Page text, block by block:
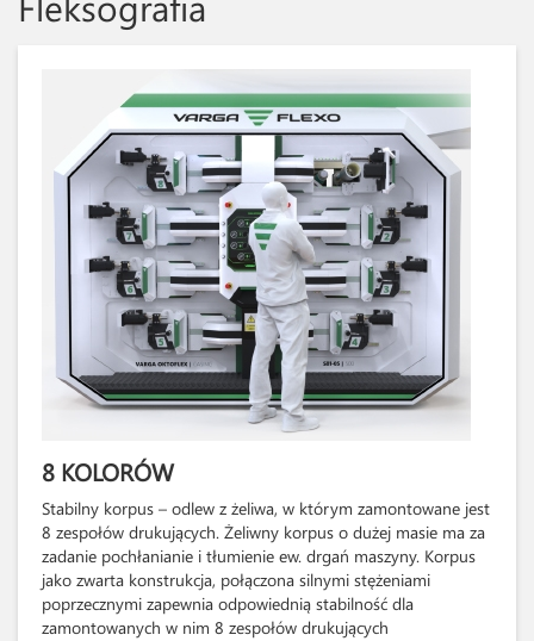
8 KOLORÓW
Stabilny korpus – odlew z żeliwa, w którym zamontowane jest
8 zespołów drukujących. Żeliwny korpus o dużej masie ma za
zadanie pochłanianie i tłumienie ew. drgań maszyny. Korpus
jako zwarta konstrukcja, połączona silnymi stężeniami
poprzecznymi zapewnia odpowiednią stabilność dla
zamontowanych w nim 8 zespołów drukujących